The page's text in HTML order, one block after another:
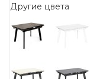
Другие цвета